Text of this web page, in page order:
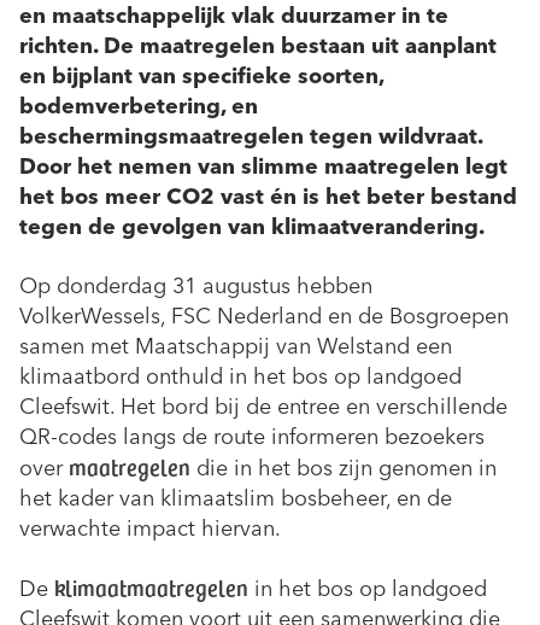
en maatschappelijk vlak duurzamer in te
richten. De maatregelen bestaan uit aanplant
en bijplant van specifieke soorten,
bodemverbetering, en
beschermingsmaatregelen tegen wildvraat.
Door het nemen van slimme maatregelen legt
het bos meer CO2 vast én is het beter bestand
tegen de gevolgen van klimaatverandering.
Op donderdag 31 augustus hebben
VolkerWessels, FSC Nederland en de Bosgroepen
samen met Maatschappij van Welstand een
klimaatbord onthuld in het bos op landgoed
Cleefswit. Het bord bij de entree en verschillende
QR-codes langs de route informeren bezoekers
over maatregelen die in het bos zijn genomen in
het kader van klimaatslim bosbeheer, en de
verwachte impact hiervan.
De klimaatmaatregelen in het bos op landgoed
Cleefswit komen voort uit een samenwerking die